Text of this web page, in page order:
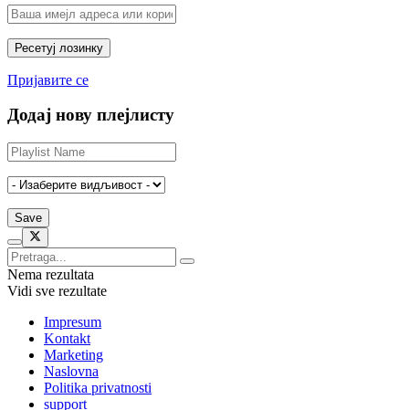
Пријавите се
Додај нову плејлисту
Nema rezultata
Vidi sve rezultate
Impresum
Kontakt
Marketing
Naslovna
Politika privatnosti
support